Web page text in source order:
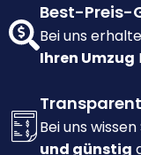
Best-Preis-
Bei uns
Ihren Umzug
Bei uns wissen
und günstig